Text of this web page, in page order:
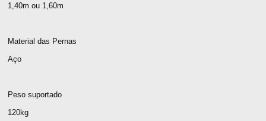
1,40m ou 1,60m
Material das Pernas
Aço
Peso suportado
120kg